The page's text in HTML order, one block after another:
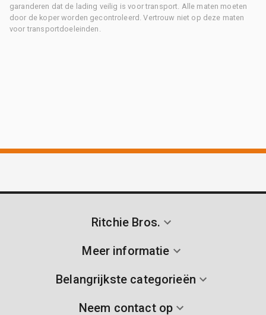
garanderen dat de lading veilig is voor transport. Alle maten moeten
door de koper worden gecontroleerd. Vertrouw niet op deze maten
voor transportdoeleinden.
Ritchie Bros.
Meer informatie
Belangrijkste categorieën
Neem contact op